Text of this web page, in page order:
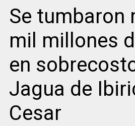
Se
mil millones
en
Jagua de
Cesar